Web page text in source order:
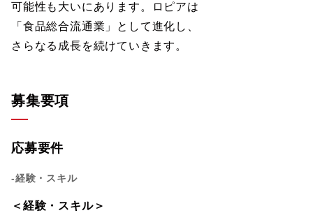
可能性も大いにあります。ロピアは
「食品総合流通業」として進化し、
さらなる成長を続けていきます。
募集要項
応募要件
-経験・スキル
＜経験・スキル＞